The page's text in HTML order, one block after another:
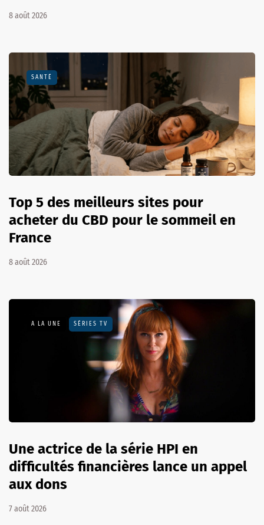
8 août 2026
SANTÉ
Top 5 des meilleurs sites pour
acheter du CBD pour le sommeil en
France
8 août 2026
A LA UNE SÉRIES TV
Une actrice de la série HPI en
difficultés financières lance un appel
aux dons
7 août 2026